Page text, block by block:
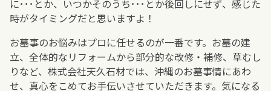
に･･･とか、いつかそのうち･･･とか後回しにせず、感じた
時がタイミングだと思いますよ！
お墓事のお悩みはプロに任せるのが一番です。お墓の建
立、全体的なリフォームから部分的な改修・補修、草むし
りなど、株式会社天久石材では、沖縄のお墓事情にあわ
せ、真心をこめてお手伝いさせていただきます。気になる